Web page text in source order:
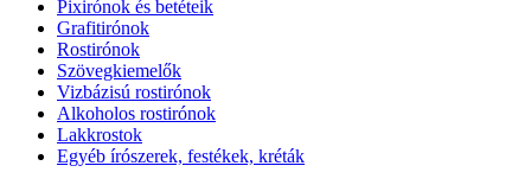
Pixirónok és betéteik
Grafitirónok
Rostirónok
Szövegkiemelők
Vizbázisú rostirónok
Alkoholos rostirónok
Lakkrostok
Egyéb írószerek, festékek, kréták